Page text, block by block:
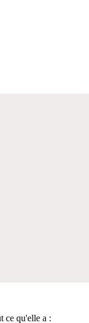
ce qu'elle a :